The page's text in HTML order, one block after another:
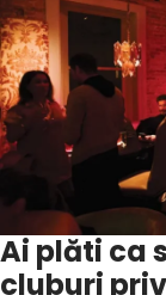
Ai plăti ca
cluburi